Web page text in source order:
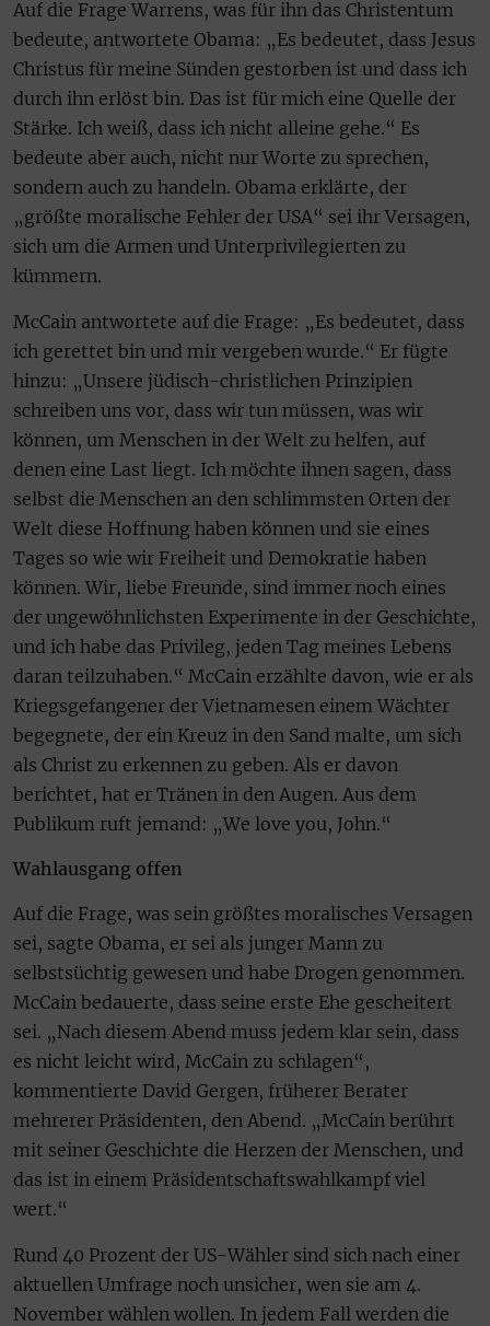
Auf die Frage Warrens, was für ihn das Christentum
bedeute, antwortete Obama: „Es bedeutet, dass Jesus
Christus für meine Sünden gestorben ist und dass ich
durch ihn erlöst bin. Das ist für mich eine Quelle der
Stärke. Ich weiß, dass ich nicht alleine gehe.“ Es
bedeute aber auch, nicht nur Worte zu sprechen,
sondern auch zu handeln. Obama erklärte, der
„größte moralische Fehler der USA“ sei ihr Versagen,
sich um die Armen und Unterprivilegierten zu
kümmern.
McCain antwortete auf die Frage: „Es bedeutet, dass
ich gerettet bin und mir vergeben wurde.“ Er fügte
hinzu: „Unsere jüdisch-christlichen Prinzipien
schreiben uns vor, dass wir tun müssen, was wir
können, um Menschen in der Welt zu helfen, auf
denen eine Last liegt. Ich möchte ihnen sagen, dass
selbst die Menschen an den schlimmsten Orten der
Welt diese Hoffnung haben können und sie eines
Tages so wie wir Freiheit und Demokratie haben
können. Wir, liebe Freunde, sind immer noch eines
der ungewöhnlichsten Experimente in der Geschichte,
und ich habe das Privileg, jeden Tag meines Lebens
daran teilzuhaben.“ McCain erzählte davon, wie er als
Kriegsgefangener der Vietnamesen einem Wächter
begegnete, der ein Kreuz in den Sand malte, um sich
als Christ zu erkennen zu geben. Als er davon
berichtet, hat er Tränen in den Augen. Aus dem
Publikum ruft jemand: „We love you, John.“
Wahlausgang offen
Auf die Frage, was sein größtes moralisches Versagen
sei, sagte Obama, er sei als junger Mann zu
selbstsüchtig gewesen und habe Drogen genommen.
McCain bedauerte, dass seine erste Ehe gescheitert
sei. „Nach diesem Abend muss jedem klar sein, dass
es nicht leicht wird, McCain zu schlagen“,
kommentierte David Gergen, früherer Berater
mehrerer Präsidenten, den Abend. „McCain berührt
mit seiner Geschichte die Herzen der Menschen, und
das ist in einem Präsidentschaftswahlkampf viel
wert.“
Rund 40 Prozent der US-Wähler sind sich nach einer
aktuellen Umfrage noch unsicher, wen sie am 4.
November wählen wollen. In jedem Fall werden die